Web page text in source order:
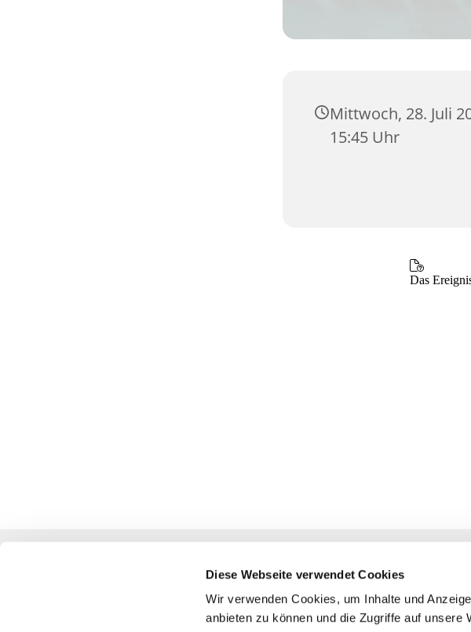
Diese Webseite verwendet Cookies
Wir verwenden Cookies, um Inhalte und
anbieten zu können und die Zugriffe auf
Mittwoch, 28. Juli
15:45 Uhr
Katholische Kirchengemeinde
Pfarrei St. Benedikt Teltow-Fläming